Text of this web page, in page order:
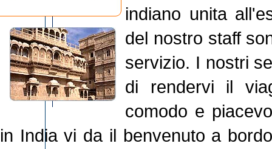
indiano unita
del nostro staff
servizio. I nostri
di rendervi il
comodo e
in India vi da il benvenuto a